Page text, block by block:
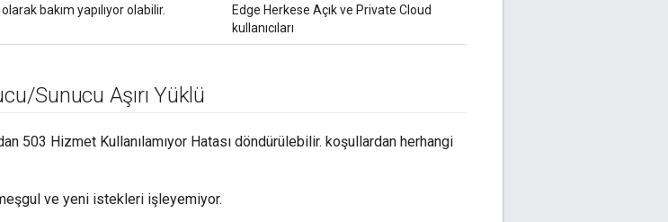
bakım yapılıyor olabilir.
Edge Herkese Açık ve Private Cloud
kullanıcıları
/Sunucu Aşırı Yüklü
503 Hizmet Kullanılamıyor Hatası döndürülebilir. koşullardan herhangi
ve yeni istekleri işleyemiyor.